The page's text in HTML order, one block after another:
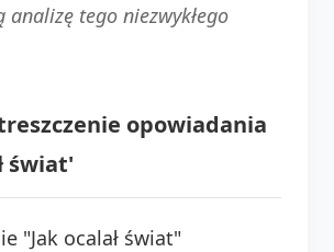
analizę tego niezwykłego
opowiadania
świat'
"Jak ocalał świat"